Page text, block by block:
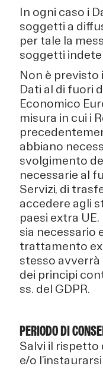
In ogni caso i
soggetti a
per tale la
soggetti
Non è
Dati al di fuori
Economico
misura in cui i
abbiano
svolgimento
necessarie al
Servizi, di
accedere agli
paesi extra
sia necessario
trattamento
stesso
dei principi
ss. del GDPR.
PERIODO DI
Salvi il rispetto
e/o